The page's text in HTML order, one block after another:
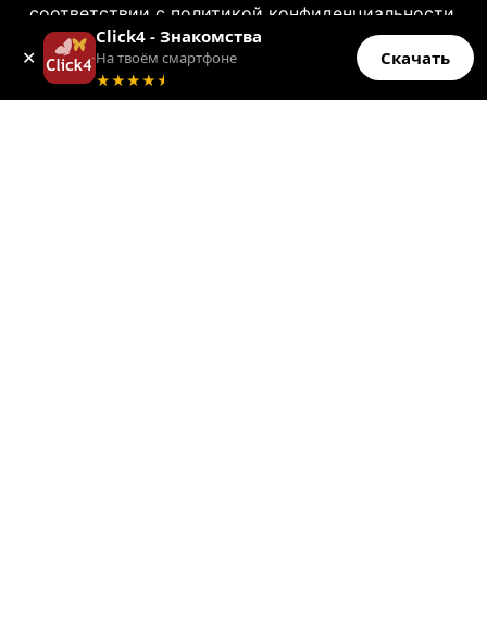
соответствии с политикой конфиденциальности.
OK
Больше информации
© 2004—2026 Click4.net
ABOUT US
-Terms of Use
✕
Click4 - Знакомства
На твоём смартфоне
★★★★★
Скачать